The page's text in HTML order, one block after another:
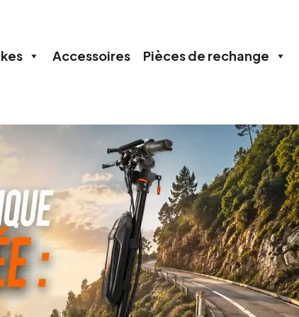
Accessoires Pièces de rechange